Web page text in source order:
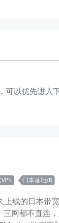
可以优先进入
日本落地鸡
上线的日本带
网都不直连